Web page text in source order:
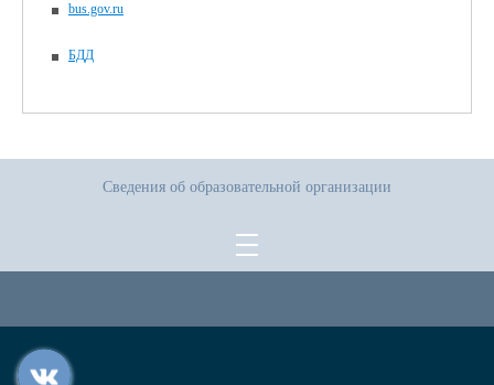
bus.gov.ru
БДД
Сведения об образовательной организации